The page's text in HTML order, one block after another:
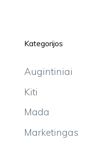
Kategorijos
Augintiniai
Kiti
Mada
Marketingas